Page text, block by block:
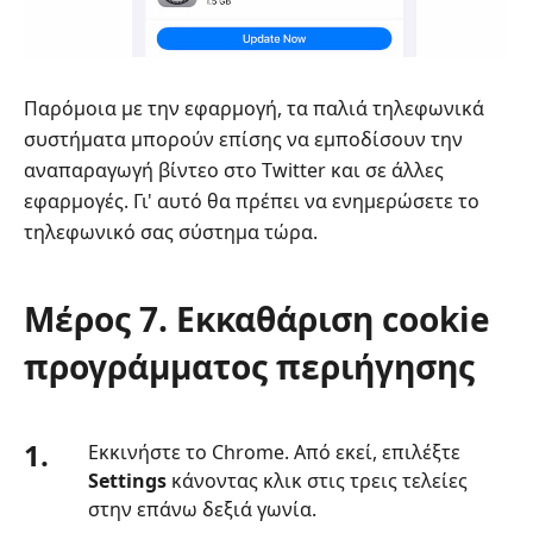
Παρόμοια με την εφαρμογή, τα παλιά τηλεφωνικά
συστήματα μπορούν επίσης να εμποδίσουν την
αναπαραγωγή βίντεο στο Twitter και σε άλλες
εφαρμογές. Γι' αυτό θα πρέπει να ενημερώσετε το
τηλεφωνικό σας σύστημα τώρα.
Μέρος 7. Εκκαθάριση cookie
προγράμματος περιήγησης
1.
Εκκινήστε το Chrome. Από εκεί, επιλέξτε
Settings κάνοντας κλικ στις τρεις τελείες
στην επάνω δεξιά γωνία.